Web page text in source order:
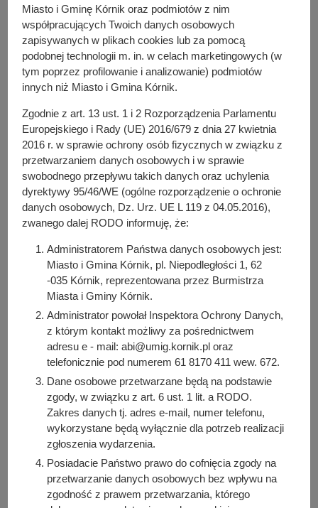
Wniosek z dnia 22.06.2021 r. (WB1-GN.1431.12.2021)
Wniosek z dnia 22.06.2021 r. (WB1-OSR.1431.18.2021)
Wniosek z dnia 22.06.2021 r. (WB1-OSR.1431.19.2021)
Wniosek z dnia 24.06.2021 r. (WB1-GN.1431.11.2021)
Wniosek z dnia 24.06.2021 r. (WB2-ET.4131.15.2021)
Wniosek z dnia 24.06.2021 r. (WB1-PP.1431.36.2021)
Wniosek z dnia 24.06.2021 r. (WB1-PP.1431.37.2021)
Wniosek z dnia 25.06.2021 r. (B-PG.1431.12.2021)
Wniosek z dnia 28.06.2021 r. (B-PG.1431.13.2021)
Wniosek z dnia 2.07.2021 r. (WB2-SM.1431.6.2021)
Wniosek z dnia 2.07.2021 r. (WB1-PP.1431.40.2021)
Wniosek z dnia 8.07.2021 r. (WB1-PP.1431.39.2021)
Wniosek z dnia 12.07.2021 r. (WB2-ET.1431.16.2021)
Wniosek z dnia 15.07.2021 r. (WB1-PP.1431.41.2021)
Wniosek z dnia 21.07.2021 r. (WB1-GN.1431.13.2021)
Wniosek z dnia 22.07.2021 r. (WB1-PP.1431.43.2021)
Wniosek z dnia 22.07.2021 r. (B-PG.1431.14.2021)
Wniosek z dnia 27.07.2021 r. (WB1-WOP.1431.9.2021)
Wniosek z dnia 29.07.2021 r. (WB1-GN.1431.14.2021)
Wniosek z dnia 3.08.2021 r. (WB2-WI.1431.11.2021)
Wniosek z dnia 6.08.2021 r. (WB2-WI.1431.12.2021)
Wniosek z dnia 9.08.2021 r. (B-KWM.1431.4.2021)
Wniosek z dnia 11.08.2021 r. (WB1-PP.1431.44.2021)
Wniosek z dnia 16.08.2021 r. (WB1-PP.1431.45.2021)
Wniosek z dnia 17.08.2021 r. (SK-SP.14311.2021)
Wniosek z dnia 18.08.2021 r. (WB1-PP.1431.46.2021)
Wniosek z dnia 25.08.2021 (WB1-PP.1431.47.2021)
Wniosek z dnia 13.09.2021 (WB1-OSR.1431.21.2021)
Wniosek z dnia 16.09.2021 r (WB1-PP.1431.50.2021)
Wniosek z dnia 22.09.2021 r (WB1-PP.1431.49.2021)
Miasto i Gminę Kórnik oraz podmiotów z nim
współpracujących Twoich danych osobowych
zapisywanych w plikach cookies lub za pomocą
podobnej technologii m. in. w celach marketingowych (w
tym poprzez profilowanie i analizowanie) podmiotów
innych niż Miasto i Gmina Kórnik.
Zgodnie z art. 13 ust. 1 i 2 Rozporządzenia Parlamentu
Europejskiego i Rady (UE) 2016/679 z dnia 27 kwietnia
2016 r. w sprawie ochrony osób fizycznych w związku z
przetwarzaniem danych osobowych i w sprawie
swobodnego przepływu takich danych oraz uchylenia
dyrektywy 95/46/WE (ogólne rozporządzenie o ochronie
danych osobowych, Dz. Urz. UE L 119 z 04.05.2016),
zwanego dalej RODO informuję, że:
Administratorem Państwa danych osobowych jest:
Miasto i Gmina Kórnik, pl. Niepodległości 1, 62
-035 Kórnik, reprezentowana przez Burmistrza
Miasta i Gminy Kórnik.
Administrator powołał Inspektora Ochrony Danych,
z którym kontakt możliwy za pośrednictwem
adresu e - mail: abi@umig.kornik.pl oraz
telefonicznie pod numerem 61 8170 411 wew. 672.
Dane osobowe przetwarzane będą na podstawie
zgody, w związku z art. 6 ust. 1 lit. a RODO.
Zakres danych tj. adres e-mail, numer telefonu,
wykorzystane będą wyłącznie dla potrzeb realizacji
zgłoszenia wydarzenia.
Posiadacie Państwo prawo do cofnięcia zgody na
przetwarzanie danych osobowych bez wpływu na
zgodność z prawem przetwarzania, którego